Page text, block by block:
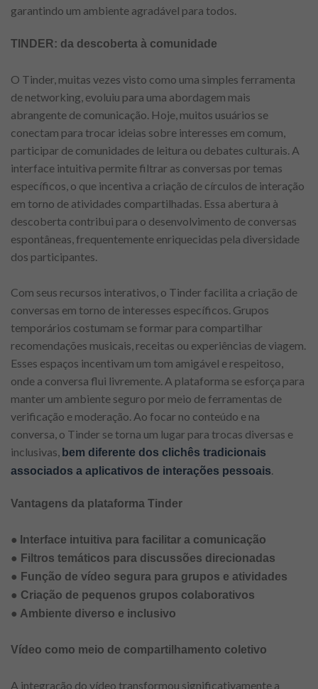
garantindo um ambiente agradável para todos.
TINDER: da descoberta à comunidade
O Tinder, muitas vezes visto como uma simples ferramenta
de networking, evoluiu para uma abordagem mais
abrangente de comunicação. Hoje, muitos usuários se
conectam para trocar ideias sobre interesses em comum,
participar de comunidades de leitura ou debates culturais. A
interface intuitiva permite filtrar as conversas por temas
específicos, o que incentiva a criação de círculos de interação
em torno de atividades compartilhadas. Essa abertura à
descoberta contribui para o desenvolvimento de conversas
espontâneas, frequentemente enriquecidas pela diversidade
dos participantes.
Com seus recursos interativos, o Tinder facilita a criação de
conversas em torno de interesses específicos. Grupos
temporários costumam se formar para compartilhar
recomendações musicais, receitas ou experiências de viagem.
Esses espaços incentivam um tom amigável e respeitoso,
onde a conversa flui livremente. A plataforma se esforça para
manter um ambiente seguro por meio de ferramentas de
verificação e moderação. Ao focar no conteúdo e na
conversa, o Tinder se torna um lugar para trocas diversas e
inclusivas, bem diferente dos clichês tradicionais
associados a aplicativos de interações pessoais
Vantagens da plataforma Tinder
● Interface intuitiva para facilitar a comunicação
● Filtros temáticos para discussões direcionadas
● Função de vídeo segura para grupos e atividades
● Criação de pequenos grupos colaborativos
● Ambiente diverso e inclusivo
Vídeo como meio de compartilhamento coletivo
A integração do vídeo transformou significativamente a